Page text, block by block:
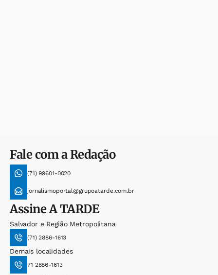
Fale com a Redação
(71) 99601-0020
jornalismoportal@grupoatarde.com.br
AssineA TARDE
Salvador e Região Metropolitana
(71) 2886-1613
Demais localidades
71 2886-1613